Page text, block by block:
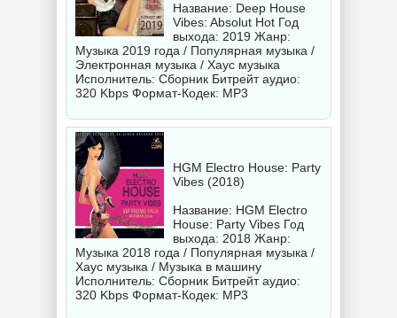
Название: Deep House
Vibes: Absolut Hot Год
выхода: 2019 Жанр:
Музыка 2019 года / Популярная музыка /
Электронная музыка / Хаус музыка
Исполнитель: Сборник Битрейт аудио:
320 Kbps Формат-Кодек: MP3
HGM Electro House: Party
Vibes (2018)
Название: HGM Electro
House: Party Vibes Год
выхода: 2018 Жанр:
Музыка 2018 года / Популярная музыка /
Хаус музыка / Музыка в машину
Исполнитель: Сборник Битрейт аудио:
320 Kbps Формат-Кодек: MP3